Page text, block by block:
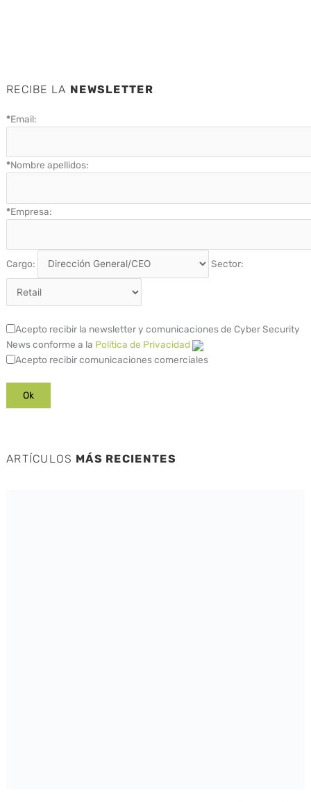
RECIBE LA NEWSLETTER
*Email:
*Nombre apellidos:
*Empresa:
Cargo: Sector:
Acepto recibir la newsletter y comunicaciones de Cyber Security
News conforme a la Política de Privacidad
Acepto recibir comunicaciones comerciales
ARTÍCULOS MÁS RECIENTES